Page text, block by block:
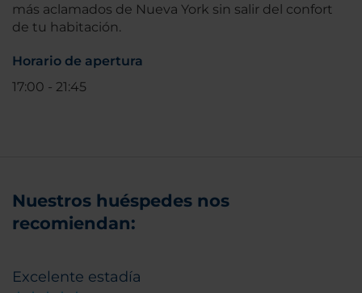
más aclamados de Nueva York sin salir del confort
de tu habitación.
Horario de apertura
17:00 - 21:45
Nuestros huéspedes nos
recomiendan:
Excelente estadía